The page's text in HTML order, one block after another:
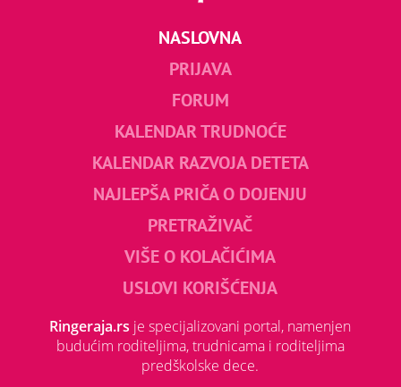
NASLOVNA
PRIJAVA
FORUM
KALENDAR TRUDNOĆE
KALENDAR RAZVOJA DETETA
NAJLEPŠA PRIČA O DOJENJU
PRETRAŽIVAČ
VIŠE O KOLAČIĆIMA
USLOVI KORIŠĆENJA
Ringeraja.rs je specijalizovani portal, namenjen
budućim roditeljima, trudnicama i roditeljima
predškolske dece.